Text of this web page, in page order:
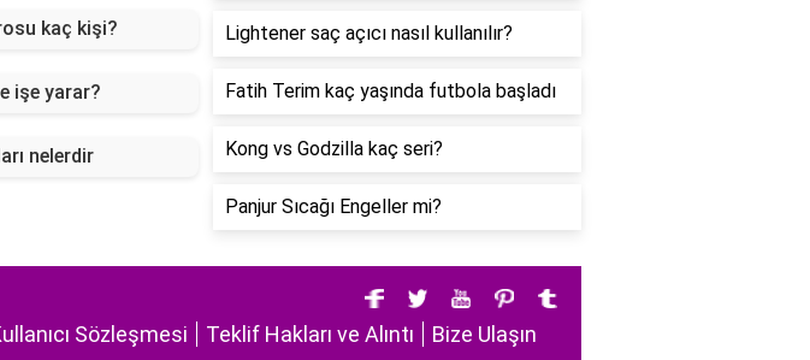
kaç kişi?
işe yarar?
nelerdir
Lightener saç açıcı nasıl kullanılır?
Fatih Terim kaç yaşında futbola başladı
Kong vs Godzilla kaç seri?
Panjur Sıcağı Engeller mi?
Sözleşmesi Teklif Hakları ve Alıntı Bize Ulaşın